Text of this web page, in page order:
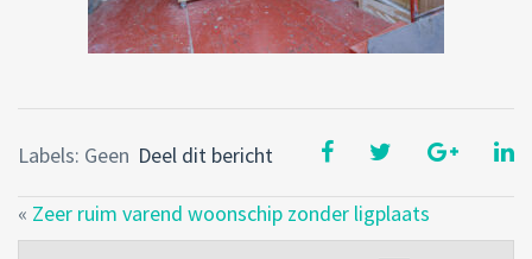
Deel dit bericht
Labels: Geen
« Zeer ruim varend woonschip zonder ligplaats